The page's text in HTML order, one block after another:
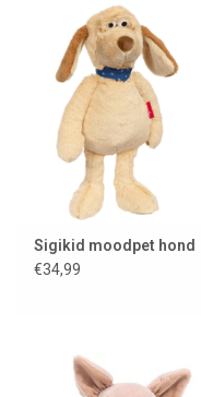
Sigikid moodpet hond
€34,99